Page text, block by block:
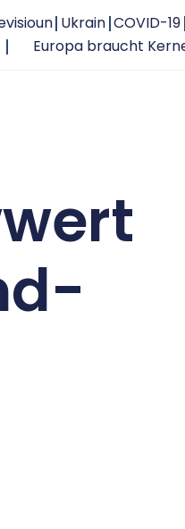
Ukrain COVID-19
Europa braucht